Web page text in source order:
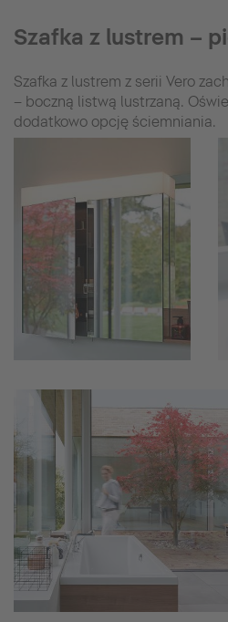
Szafka z lustrem –
Szafka z lustrem z serii Vero
– boczną listwą lustrzaną.
dodatkowo opcję ściemniania.